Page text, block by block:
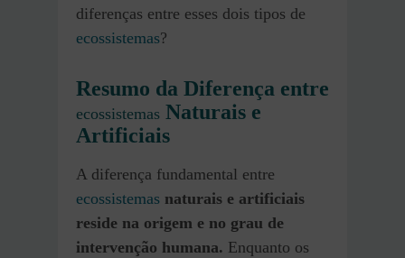
diferenças entre esses dois tipos de
ecossistemas?
Resumo da Diferença entre
ecossistemas Naturais e
Artificiais
A diferença fundamental entre
ecossistemas naturais e artificiais
reside na origem e no grau de
intervenção humana. Enquanto os